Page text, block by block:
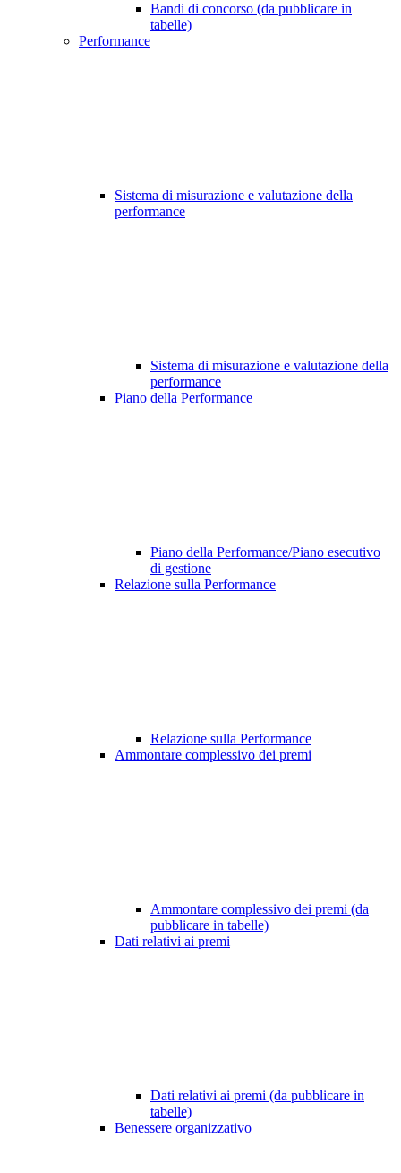
Bandi di concorso (da pubblicare in
tabelle)
Performance
Sistema di misurazione e valutazione della
performance
Sistema di misurazione e valutazione della
performance
Piano della Performance
Piano della Performance/Piano esecutivo
di gestione
Relazione sulla Performance
Relazione sulla Performance
Ammontare complessivo dei premi
Ammontare complessivo dei premi (da
pubblicare in tabelle)
Dati relativi ai premi
Dati relativi ai premi (da pubblicare in
tabelle)
Benessere organizzativo